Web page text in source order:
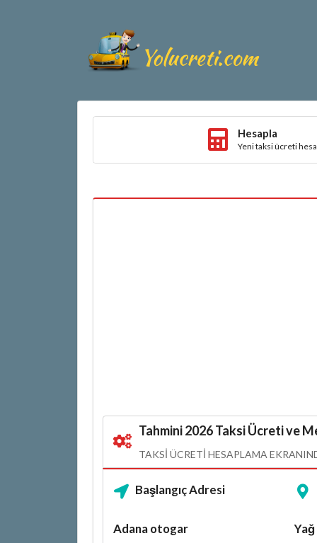
Hesapla
Yeni taksi ücreti
Tahmini 2026 Taksi Ücreti ve
TAKSI ÜCRETI HESAPLAMA
Başlangıç Adresi
Adana otogar